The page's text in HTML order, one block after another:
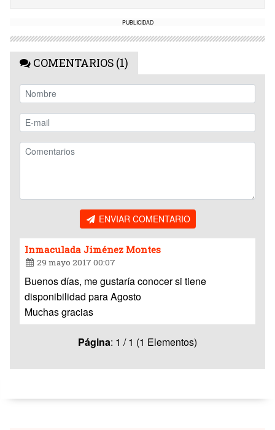
PUBLICIDAD
COMENTARIOS (1)
ENVIAR COMENTARIO
Inmaculada Jiménez Montes
29 mayo 2017 00:07
Buenos días, me gustaría conocer si tiene
disponibilidad para Agosto
Muchas gracias
Página: 1 / 1 (1 Elementos)